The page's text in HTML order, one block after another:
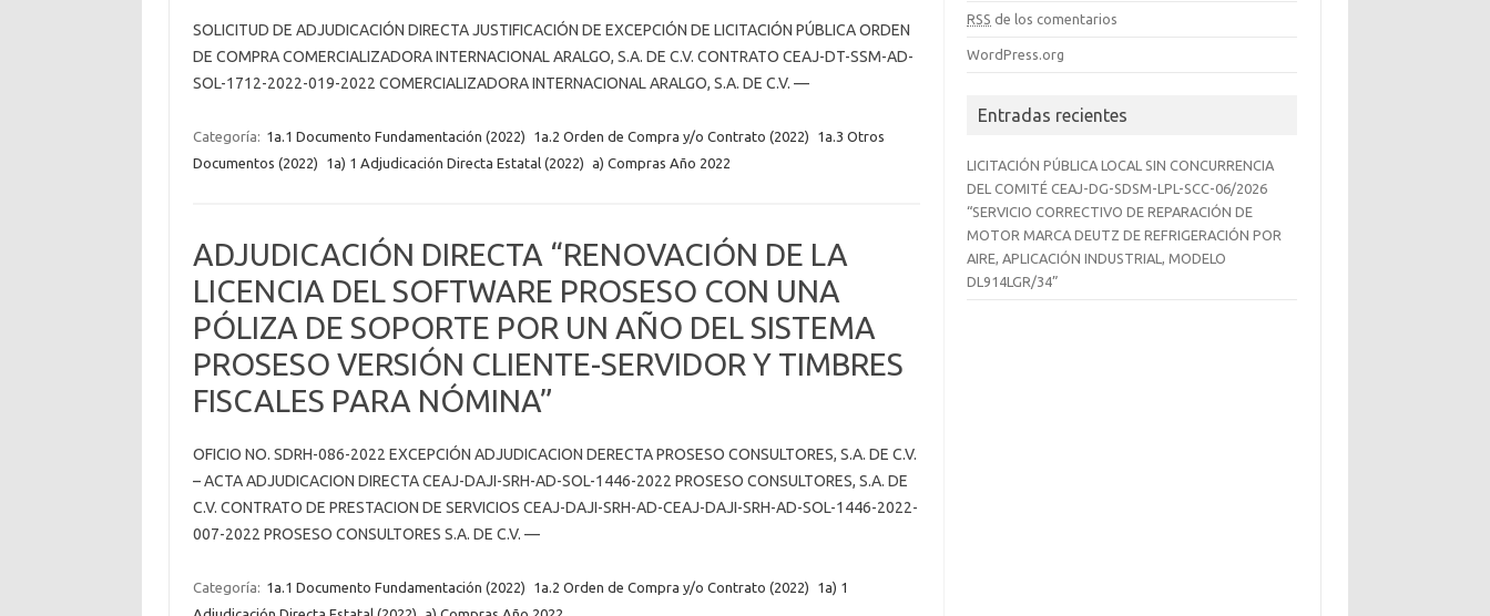
SOLICITUD DE ADJUDICACIÓN DIRECTA JUSTIFICACIÓN DE EXCEPCIÓN DE LICITACIÓN PÚBLICA ORDEN
DE COMPRA COMERCIALIZADORA INTERNACIONAL ARALGO, S.A. DE C.V. CONTRATO CEAJ-DT-SSM-AD-
SOL-1712-2022-019-2022 COMERCIALIZADORA INTERNACIONAL ARALGO, S.A. DE C.V. —
Categoría: 1a.1 Documento Fundamentación (2022) 1a.2 Orden de Compra y/o Contrato (2022)
1a.3 Otros
Documentos (2022)
1a) 1 Adjudicación Directa Estatal (2022) a) Compras Año 2022
ADJUDICACIÓN DIRECTA “RENOVACIÓN DE LA
LICENCIA DEL SOFTWARE PROSESO CON UNA
PÓLIZA DE SOPORTE POR UN AÑO DEL SISTEMA
PROSESO VERSIÓN CLIENTE-SERVIDOR Y TIMBRES
FISCALES PARA NÓMINA”
OFICIO NO. SDRH-086-2022 EXCEPCIÓN ADJUDICACION DERECTA PROSESO CONSULTORES, S.A. DE C.V.
– ACTA ADJUDICACION DIRECTA CEAJ-DAJI-SRH-AD-SOL-1446-2022 PROSESO CONSULTORES, S.A. DE
C.V. CONTRATO DE PRESTACION DE SERVICIOS CEAJ-DAJI-SRH-AD-CEAJ-DAJI-SRH-AD-SOL-1446-2022-
007-2022 PROSESO CONSULTORES S.A. DE C.V. —
Categoría: 1a.1 Documento Fundamentación (2022) 1a.2 Orden de Compra y/o Contrato (2022)
1a) 1
RSS de los comentarios
WordPress.org
Entradas recientes
LICITACIÓN PÚBLICA LOCAL SIN CONCURRENCIA
DEL COMITÉ CEAJ-DG-SDSM-LPL-SCC-06/2026
“SERVICIO CORRECTIVO DE REPARACIÓN DE
MOTOR MARCA DEUTZ DE REFRIGERACIÓN POR
AIRE, APLICACIÓN INDUSTRIAL, MODELO
DL914LGR/34”